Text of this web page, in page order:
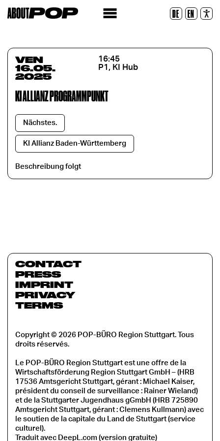
DE EN
Réinitialiser
VEN
16.05.
2025
16:45
P1, KI Hub
KI ALLIANZ PROGRAMMPUNKT
Nächstes.
KI Allianz Baden-Württemberg
Beschreibung folgt
CONTACT
PRESS
IMPRINT
PRIVACY
TERMS
Copyright © 2026 POP-BÜRO Region Stuttgart. Tous
droits réservés.
Le POP-BÜRO Region Stuttgart est une offre de la
Wirtschaftsförderung Region Stuttgart GmbH – (HRB
17536 Amtsgericht Stuttgart, gérant : Michael Kaiser,
président du conseil de surveillance : Rainer Wieland)
et de la Stuttgarter Jugendhaus gGmbH (HRB 725890
Amtsgericht Stuttgart, gérant : Clemens Kullmann) avec
le soutien de la capitale du Land de Stuttgart (service
culturel).
Traduit avec DeepL.com (version gratuite)